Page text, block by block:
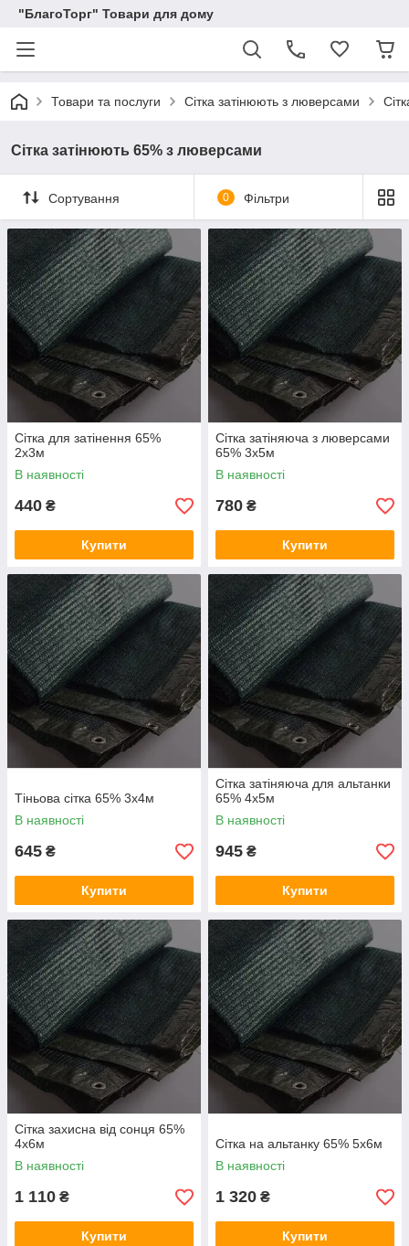
"БлагоТорг" Товари для дому
Товари та послуги Сітка затінюють з люверсами
Сітка затінюють 65% з люверсами
Сортування 0 Фільтри
Сітка для затінення 65%
2х3м
В наявності
440 ₴
Купити
Сітка затіняюча з люверсами
65% 3х5м
В наявності
780 ₴
Купити
Тіньова сітка 65% 3х4м
В наявності
645 ₴
Купити
Сітка затіняюча для альтанки
65% 4х5м
В наявності
945 ₴
Купити
Сітка захисна від сонця 65%
4х6м
В наявності
1 110 ₴
Купити
Сітка на альтанку 65% 5х6м
В наявності
1 320 ₴
Купити